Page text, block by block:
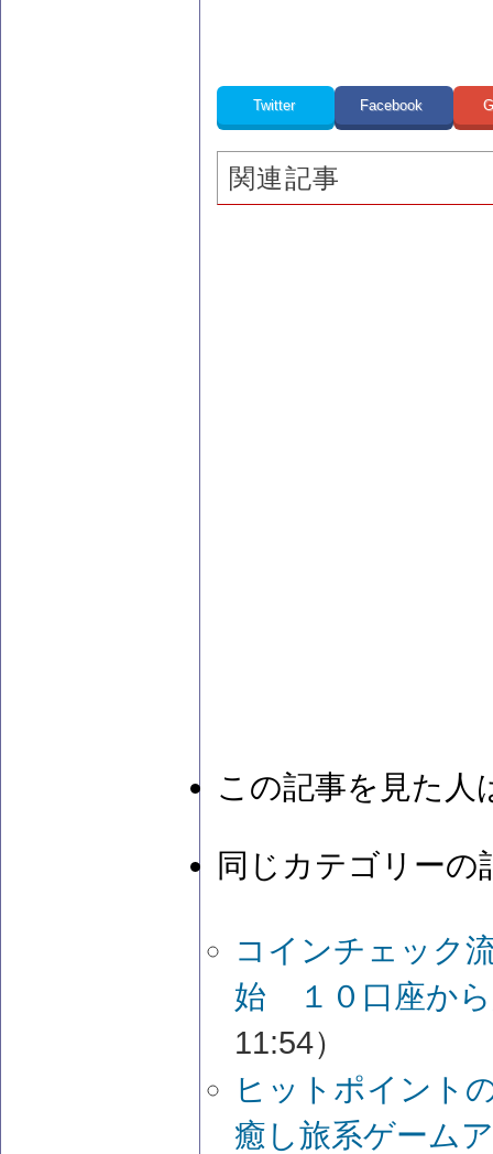
Twitter Facebook
関連記事
この記事を見た人
同じカテゴリーの
コインチェック
始 １０口座から
11:54）
ヒットポイン
癒し旅系ゲーム